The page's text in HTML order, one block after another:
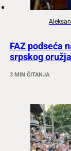
FAZ podseća
srpskog
3 MIN ČITANJA